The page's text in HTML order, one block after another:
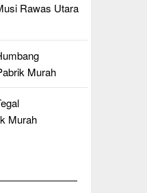
Rawas Utara
Murah
Murah